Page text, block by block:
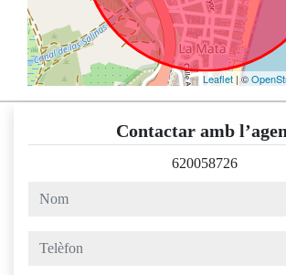
Leaflet | ©
Contactar amb
620058726
nom
telèfon